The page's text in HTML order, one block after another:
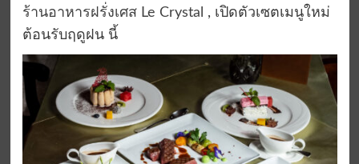
ร้านอาหารฝรั่งเศส Le Crystal , เปิดตัวเซตเมนูใหม่
ต้อนรับฤดูฝน นี้